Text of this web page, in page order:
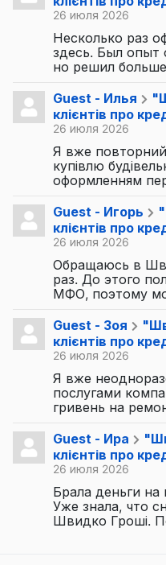
26 июля 2026
Несколько раз
здесь. Был
но решил
Guest - Илья
клієнтів про
26 июля 2026
Я вже повторний
купівлю
оформленням
Guest - Игорь
клієнтів про
26 июля 2026
Обращаюсь в
раз. До этого
МФО, поэтому
Guest - Зоя
клієнтів про
26 июля 2026
Я вже
послугами
гривень на
Guest - Ира
клієнтів про
26 июля 2026
Брала деньги на
Уже знала, что
Швидко Гроші.